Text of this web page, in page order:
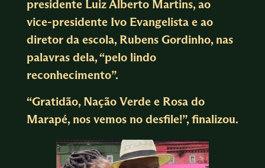
presidente Luiz Alberto Martins, ao
vice-presidente Ivo Evangelista e ao
diretor da escola, Rubens Gordinho, nas
palavras dela, “pelo lindo
reconhecimento”.
“Gratidão, Nação Verde e Rosa do
Marapé, nos vemos no desfile!”, finalizou.